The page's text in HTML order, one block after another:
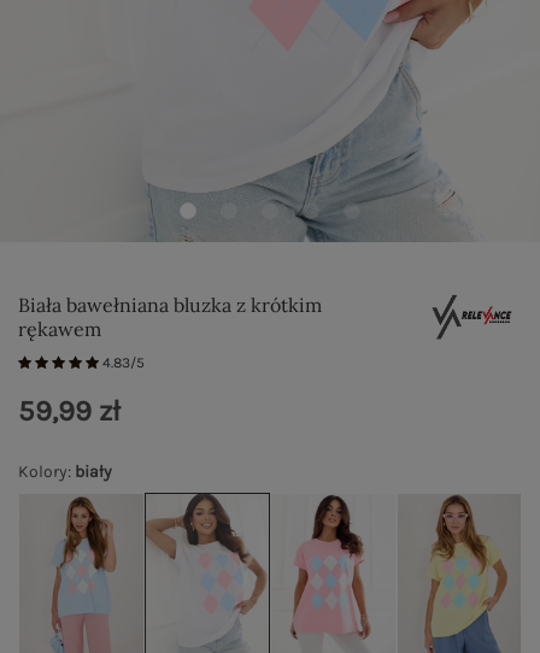
Biała bawełniana bluzka z krótkim
rękawem
4.83/5
Kolory: biały
59,99 zł